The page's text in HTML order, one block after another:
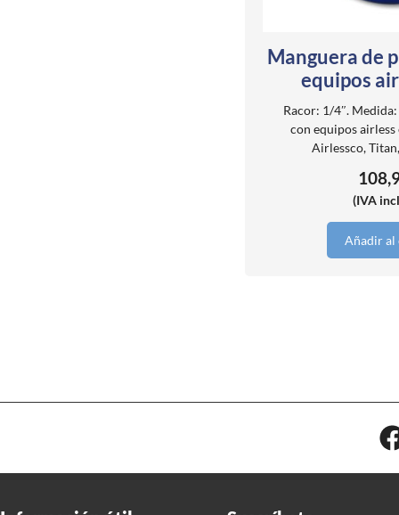
Manguera de
equipos
Racor: 1/4″.
con equipos
Airlessco,
(IVA
Añadir